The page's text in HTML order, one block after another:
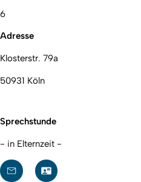
6
Adresse
Klosterstr. 79a
50931 Köln
Sprechstunde
- in Elternzeit -